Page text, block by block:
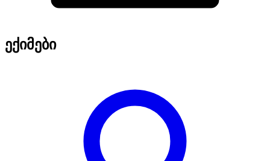
ექიმები